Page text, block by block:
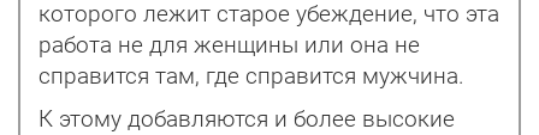
которого лежит старое убеждение, что эта
работа не для женщины или она не
справится там, где справится мужчина.
К этому добавляются и более высокие